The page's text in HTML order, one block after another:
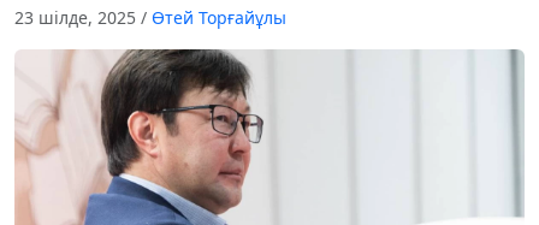
23 шілде, 2025 / Өтей Торғайұлы